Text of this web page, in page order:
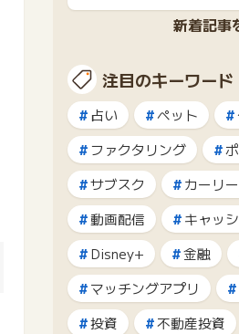
新着記事
注目のキーワード
占い ペット
ファクタリング
サブスク
カーリ
動画配信
キャッ
Disney+
金融
マッチングアプリ
投資
不動産投資